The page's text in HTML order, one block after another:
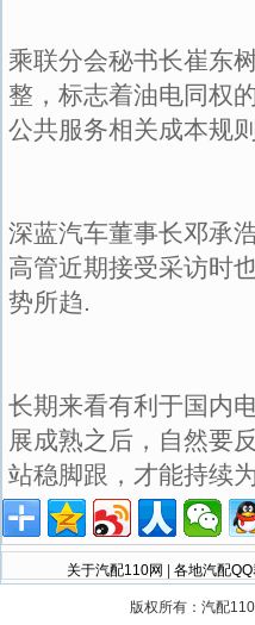
乘联分会秘书长崔东
整，标志着油电同权
公共服务相关成本规
深蓝汽车董事长邓承
高管近期接受采访时
势所趋.
长期来看有利于国内
展成熟之后，自然要
站稳脚跟，才能持续
关于汽配110网 各地汽配
版权所有：汽配